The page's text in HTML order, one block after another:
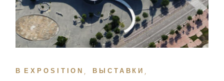
В EXPOSITION
ВЫСТАВКИ